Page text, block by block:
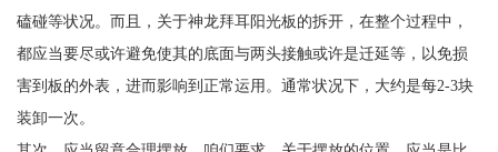
磕碰等状况。而且，关于神龙拜耳阳光板的拆开，在整个过程中，
都应当要尽或许避免使其的底面与两头接触或许是迁延等，以免损
害到板的外表，进而影响到正常运用。通常状况下，大约是每2-3块
装卸一次。